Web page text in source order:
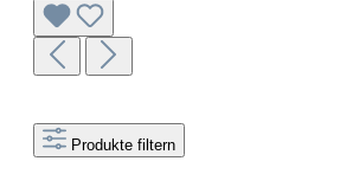
Produkte filtern